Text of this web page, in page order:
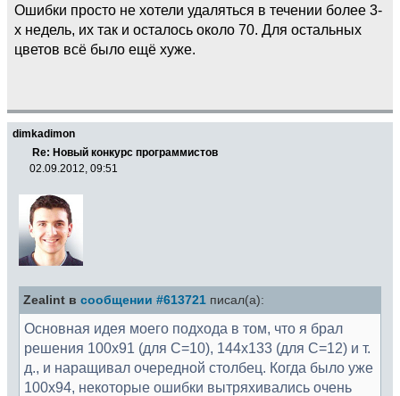
Ошибки просто не хотели удаляться в течении более 3-
х недель, их так и осталось около 70. Для остальных
цветов всё было ещё хуже.
dimkadimon
Re: Новый конкурс программистов
02.09.2012, 09:51
Zealint в сообщении #613721 писал(а):
Основная идея моего подхода в том, что я брал
решения 100x91 (для C=10), 144x133 (для С=12) и т.
д., и наращивал очередной столбец. Когда было уже
100x94, некоторые ошибки вытряхивались очень